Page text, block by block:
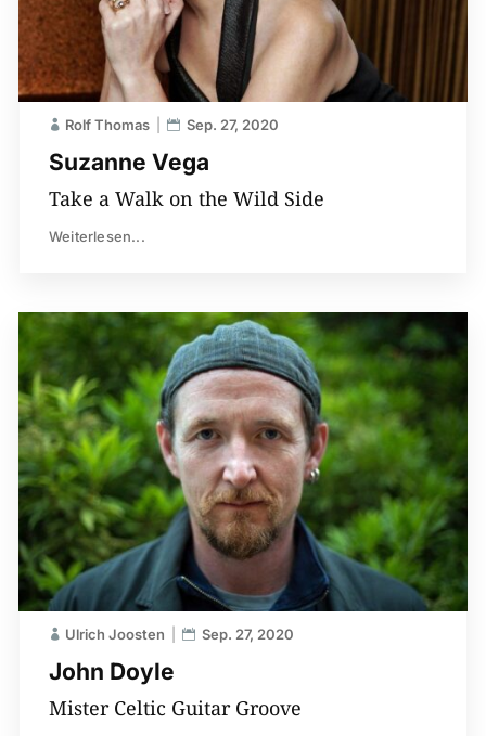
Suzanne Vega
Rolf Thomas Sep. 27, 2020
Take a Walk on the Wild Side
Weiterlesen...
John Doyle
Ulrich Joosten Sep. 27, 2020
Mister Celtic Guitar Groove